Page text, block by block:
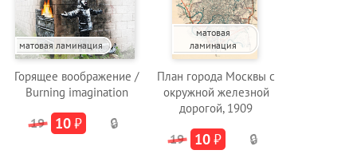
матовая ламинация
Горящее воображение /
Burning imagination
19 10₽ 🔒
матовая
ламинация
План города Москвы с
окружной железной
дорогой, 1909
19 10₽ 🔒